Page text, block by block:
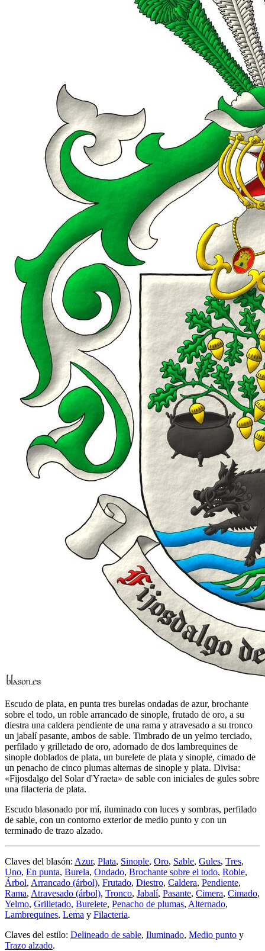
Escudo de plata, en punta tres burelas ondadas de azur, brochante
sobre el todo, un roble arrancado de sinople, frutado de oro, a su
diestra una caldera pendiente de una rama y atravesado a su tronco
un jabalí pasante, ambos de sable. Timbrado de un yelmo terciado,
perfilado y grilletado de oro, adornado de dos lambrequines de
sinople doblados de plata, un burelete de plata y sinople, cimado de
un penacho de cinco plumas alternas de sinople y plata. Divisa:
«Fijosdalgo del Solar d'Yraeta» de sable con iniciales de gules sobre
una filacteria de plata.
Escudo blasonado por mí, iluminado con luces y sombras, perfilado
de sable, con un contorno exterior de medio punto y con un
terminado de trazo alzado.
Claves del blasón: Azur, Plata, Sinople, Oro, Sable, Gules, Tres,
Uno, En punta, Burela, Ondado, Brochante sobre el todo, Roble,
Árbol, Arrancado (árbol), Frutado, Diestro, Caldera, Pendiente,
Rama, Atravesado (árbol), Tronco, Jabalí, Pasante, Cimera, Cimado,
Yelmo, Grilletado, Burelete, Penacho de plumas, Alternado,
Lambrequines, Lema y Filacteria.
Claves del estilo: Delineado de sable, Iluminado, Medio punto y
Trazo alzado.